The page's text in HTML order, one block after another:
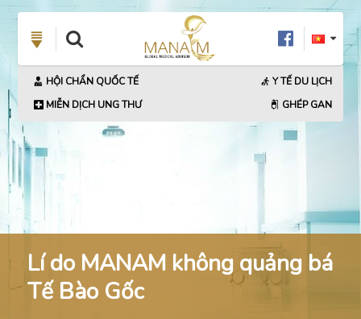
HỘI CHẨN QUỐC TẾ
Y TẾ DU LỊCH
MIỄN DỊCH UNG THƯ
GHÉP GAN
Lí do MANAM không quảng bá
Tế Bào Gốc